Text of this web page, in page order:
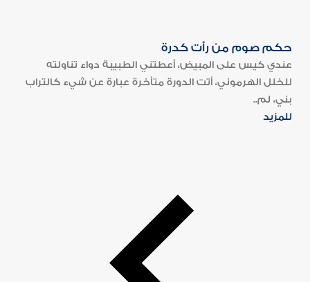
حكم صوم من رأت كدرة
عندي كيس على المبيض، أعطتني الطبيبة دواء تناولته
للخلل الهرموني، أتت الدورة متأخرة عبارة عن شيء كالتراب
بني، لم..
للمزيد